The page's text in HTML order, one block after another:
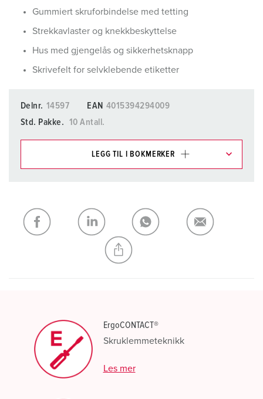
Gummiert skruforbindelse med tetting
Strekkavlaster og knekkbeskyttelse
Hus med gjengelås og sikkerhetsknapp
Skrivefelt for selvklebende etiketter
Delnr. 14597 EAN 4015394294009
Std. Pakke.
10 Antall.
LEGG TIL I BOKMERKER
Min liste LEGG TIL
OPPRETT EN NY LISTE
ErgoCONTACT®
Skruklemmeteknikk
Les mer